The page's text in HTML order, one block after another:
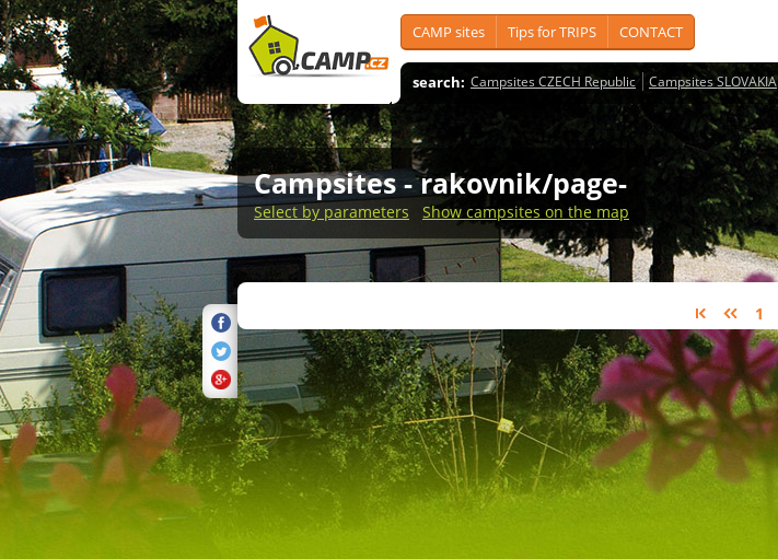
CAMP sites Tips for TRIPS CONTACT
search: Campsites CZECH Republic Campsites SLOVAKIA
Campsites - rakovnik/page-
Select by parameters Show campsites on the map
1